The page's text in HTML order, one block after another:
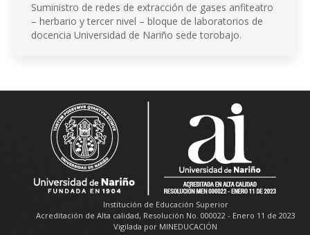
Suministro de redes de extracción de gases anfiteatro
– herbario y tercer nivel – bloque de laboratorios de
docencia Universidad de Nariño sede torobajo.
Institución de Educación Superior
Acreditación de Alta calidad, Resolución No. 000022 - Enero 11 de 2023
Vigilada por MINEDUCACIÓN